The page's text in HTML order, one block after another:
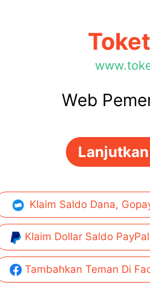
Web
Klaim Saldo Dana,
Klaim Dollar Saldo
Tambahkan Teman Di